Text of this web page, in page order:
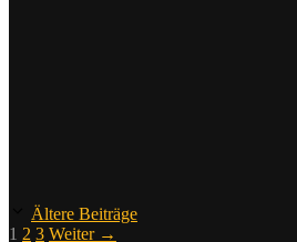
Ältere Beiträge
Seite
1 Seite
2 Seite
3 Weiter →